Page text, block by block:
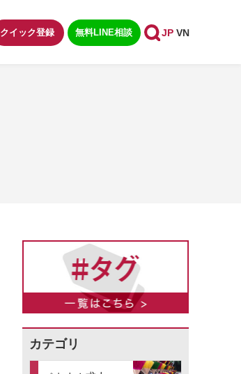
クイック登録 無料LINE相談 JP VN
カテゴリ